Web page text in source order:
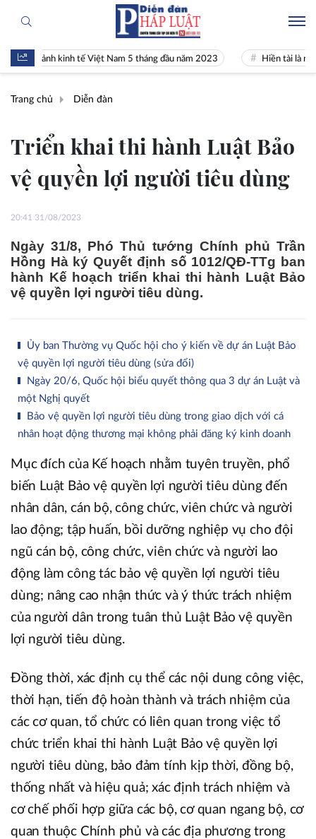
cảnh kinh tế Việt Nam 5 tháng đầu năm 2023 Hiền tài là nguyên khí
Trang chủ Diễn đàn
Triển khai thi hành Luật Bảo
vệ quyền lợi người tiêu dùng
20:41 31/08/2023
Ngày 31/8, Phó Thủ tướng Chính phủ Trần
Hồng Hà ký Quyết định số 1012/QĐ-TTg ban
hành Kế hoạch triển khai thi hành Luật Bảo
vệ quyền lợi người tiêu dùng.
Ủy ban Thường vụ Quốc hội cho ý kiến về dự án Luật Bảo
vệ quyền lợi người tiêu dùng (sửa đổi)
Ngày 20/6, Quốc hội biểu quyết thông qua 3 dự án Luật và
một Nghị quyết
Bảo vệ quyền lợi người tiêu dùng trong giao dịch với cá
nhân hoạt động thương mại không phải đăng ký kinh doanh
Mục đích của Kế hoạch nhằm tuyên truyền, phổ
biến Luật Bảo vệ quyền lợi người tiêu dùng đến
nhân dân, cán bộ, công chức, viên chức và người
lao động; tập huấn, bồi dưỡng nghiệp vụ cho đội
ngũ cán bộ, công chức, viên chức và người lao
động làm công tác bảo vệ quyền lợi người tiêu
dùng; nâng cao nhận thức và ý thức trách nhiệm
của người dân trong tuân thủ Luật Bảo vệ quyền
lợi người tiêu dùng.
Đồng thời, xác định cụ thể các nội dung công việc,
thời hạn, tiến độ hoàn thành và trách nhiệm của
các cơ quan, tổ chức có liên quan trong việc tổ
chức triển khai thi hành Luật Bảo vệ quyền lợi
người tiêu dùng, bảo đảm tính kịp thời, đồng bộ,
thống nhất và hiệu quả; xác định trách nhiệm và
cơ chế phối hợp giữa các bộ, cơ quan ngang bộ, cơ
quan thuộc Chính phủ và các địa phương trong